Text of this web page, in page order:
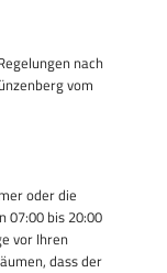
nach
vom
oder die
07:00 bis 20:00
vor Ihren
dass der